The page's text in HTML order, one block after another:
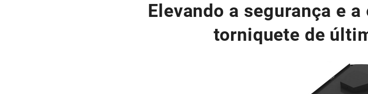
Elevando a segurança e
torniquete de